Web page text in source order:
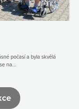
počasí a byla skvělá
na...